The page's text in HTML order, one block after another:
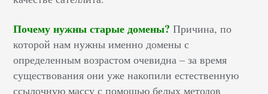
Почему нужны старые домены? Причина, по
которой нам нужны именно домены с
определенным возрастом очевидна – за время
существования они уже накопили естественную
ссылочную массу с помощью белых методов